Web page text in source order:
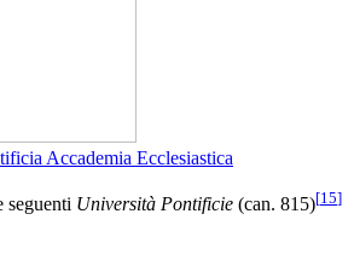
Accademia Ecclesiastica
seguenti Università Pontificie (can. 815)[15]